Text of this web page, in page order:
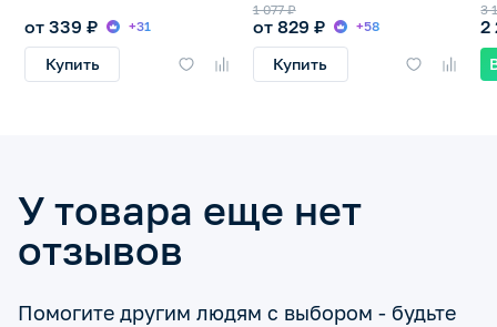
от 339 ₽ +31
Купить
от 829 ₽
1 077 ₽
+58
Купить
2
3
У товара еще нет
отзывов
Помогите другим людям с выбором - будьте